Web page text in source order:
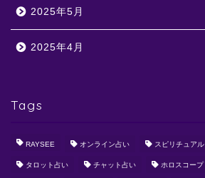
2025年5月
2025年4月
Tags
RAYSEE オンライン占い スピリチュアル
タロット占い チャット占い ホロスコープ